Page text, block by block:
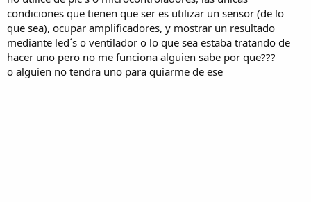
c
i
o
condiciones que tienen que ser es utilizar un sensor (de lo
que sea), ocupar amplificadores, y mostrar un resultado
mediante led´s o ventilador o lo que sea estaba tratando de
hacer uno pero no me funciona alguien sabe por que???
o alguien no tendra uno para quiarme de ese